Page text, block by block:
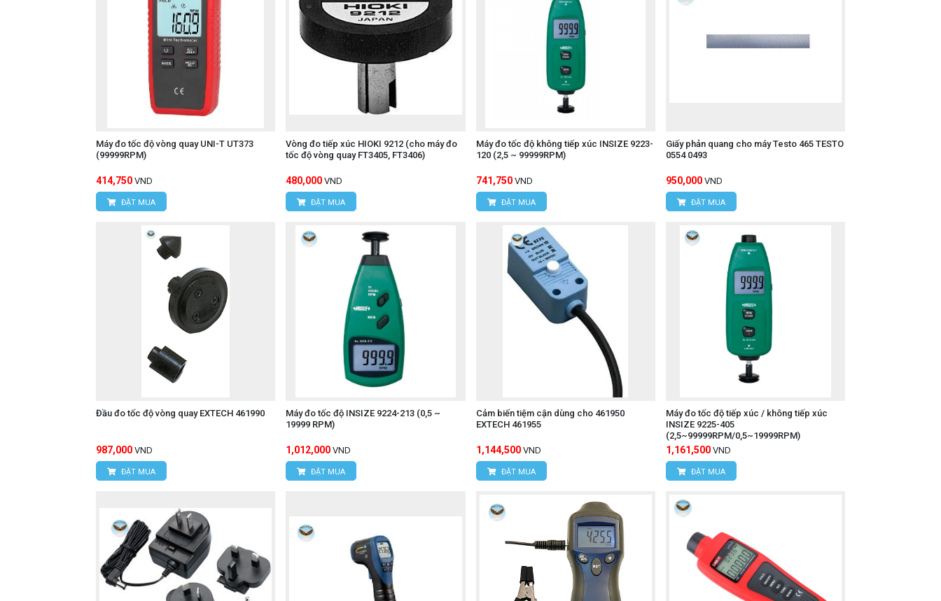
Máy đo tốc độ vòng quay UNI-T UT373
(99999RPM)
414,750 VND
ĐẶT MUA
Vòng đo tiếp xúc HIOKI 9212 (cho máy đo
tốc độ vòng quay FT3405, FT3406)
480,000 VND
ĐẶT MUA
Máy đo tốc độ không tiếp xúc INSIZE 9223-
120 (2,5 ~ 99999RPM)
741,750 VND
ĐẶT MUA
Giấy phản quang cho máy Testo 465 TESTO
0554 0493
950,000 VND
ĐẶT MUA
Đầu đo tốc độ vòng quay EXTECH 461990
987,000 VND
ĐẶT MUA
Máy đo tốc độ INSIZE 9224-213 (0,5 ~
19999 RPM)
1,012,000 VND
ĐẶT MUA
Cảm biến tiệm cận dùng cho 461950
EXTECH 461955
1,144,500 VND
ĐẶT MUA
Máy đo tốc độ tiếp xúc / không tiếp xúc
INSIZE 9225-405
(2,5~99999RPM/0,5~19999RPM)
1,161,500 VND
ĐẶT MUA